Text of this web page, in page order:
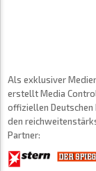
Als exklusiver
erstellt Media
offiziellen Deutschen
den
Partner: